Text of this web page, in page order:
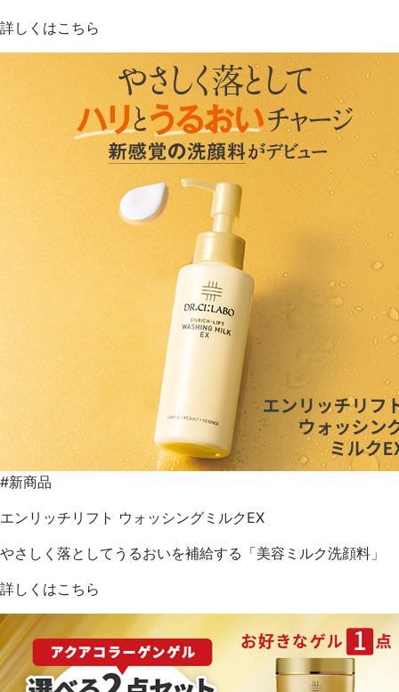
詳しくはこちら
#新商品
エンリッチリフト ウォッシングミルクEX
やさしく落としてうるおいを補給する「美容ミルク洗顔料」
詳しくはこちら